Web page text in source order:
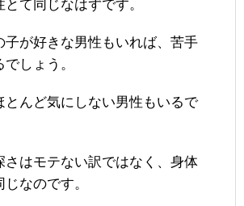
て同じなはずです。
子が好きな男性もいれば、苦手
しょう。
とんど気にしない男性もいるで
さはモテない訳ではなく、身体
なのです。